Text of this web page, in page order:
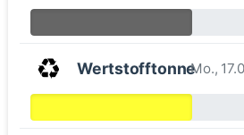
♻️ WertstofftonneMo.,